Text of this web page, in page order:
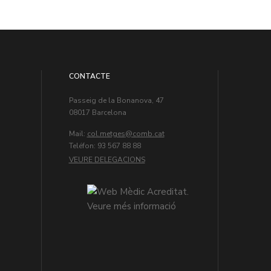
CONTACTE
Passeig de la Bonanova, 47
08017 Barcelona
Mail: col.metges
Teléfon: 93 567 88 88
VEURE DELEGACIONS